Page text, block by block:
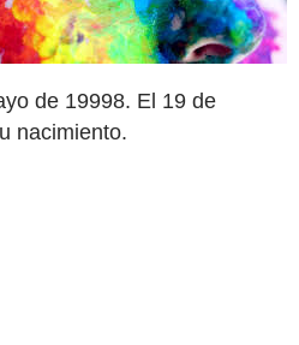
de 19998. El 19 de
nacimiento.